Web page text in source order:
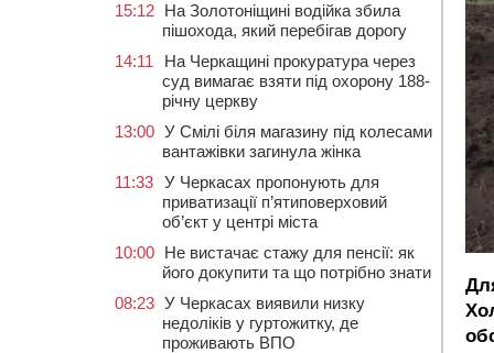
15:12 На Золотоніщині водійка збила
пішохода, який перебігав дорогу
14:11
На Черкащині прокуратура через
суд вимагає взяти під охорону 188-
річну церкву
13:00 У Смілі біля магазину під колесами
вантажівки загинула жінка
11:33 У Черкасах пропонують для
приватизації п’ятиповерховий
об’єкт у центрі міста
10:00 Не вистачає стажу для пенсії: як
його докупити та що потрібно знати
08:23 У Черкасах виявили низку
недоліків у гуртожитку, де
проживають ВПО